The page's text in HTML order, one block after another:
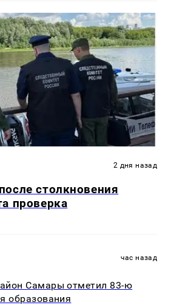
2 дня назад
столкновения
проверка
час назад
Самары отметил 83-ю
образования